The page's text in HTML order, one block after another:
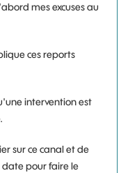
mes excuses au
ces reports
intervention est
sur ce canal et de
date pour faire le